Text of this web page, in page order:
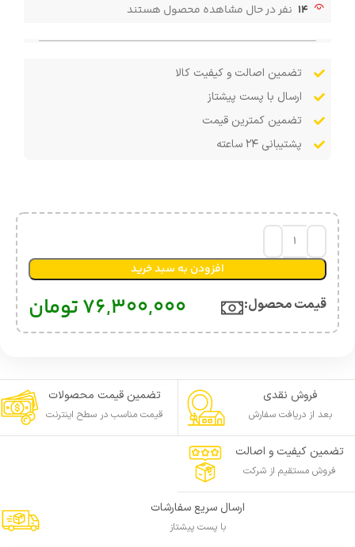
14 نفر در حال مشاهده محصول هستند
تضمین اصالت و کیفیت کالا
ارسال با پست پیشتاز
تضمین کمترین قیمت
پشتیبانی ۲۴ ساعته
افزودن به سبد خرید
قیمت محصول:​ 76,300,000تومان
فروش نقدی
بعد از دریافت سفارش
تضمین قیمت محصولات
قیمت مناسب در سطح اینترنت
تضمین کیفیت و اصالت
فروش مستقیم از شرکت
ارسال سریع سفارشات
با پست پیشتاز